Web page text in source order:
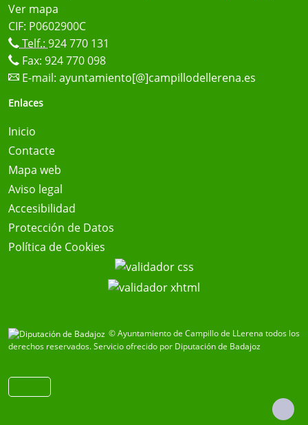
Ver mapa
CIF: P0602900C
Telf.: 924 770 131
Fax: 924 770 098
E-mail: ayuntamiento[@]campillodellerena.es
Enlaces
Inicio
Contacte
Mapa web
Aviso legal
Accesibilidad
Protección de Datos
Política de Cookies
© Ayuntamiento de Campillo de LLerena todos los
derechos reservados.Servicio ofrecido por Diputación de Badajoz